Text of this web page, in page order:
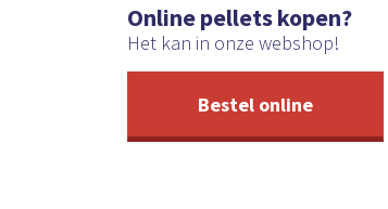
Online pellets kopen?
Het kan in onze webshop!
Bestel online